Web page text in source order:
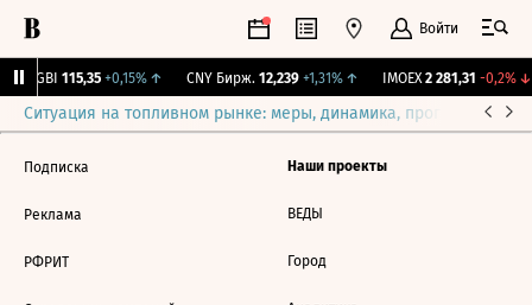
Войти
RGBI 115,35 +0,15%↑ CNY Бирж. 12,239 +1,31%↑ IMOEX 2 281,31 -0,2%↓
Ситуация на топливном рынке: меры, динамика, прогнозы
Подписка
Реклама
РФРИТ
Наши проекты
ВЕДЫ
Город